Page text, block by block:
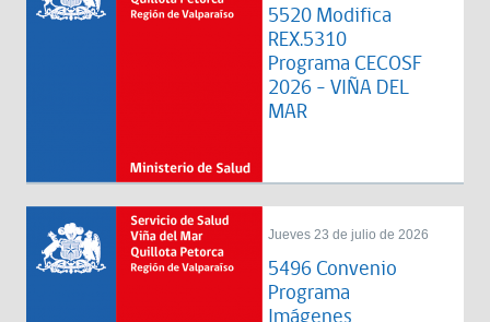
5520 Modifica
REX.5310
Programa CECOSF
2026 - VIÑA DEL
MAR
Jueves 23 de julio de 2026
5496 Convenio
Programa